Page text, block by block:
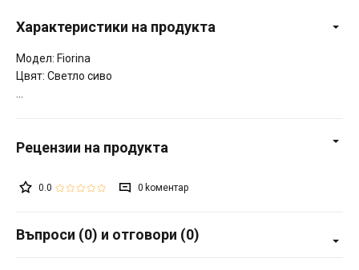
Характеристики на продукта
Модел: Fiorina
Цвят: Светло сиво
0.0 0
Въпроси (0) и отговори (0)